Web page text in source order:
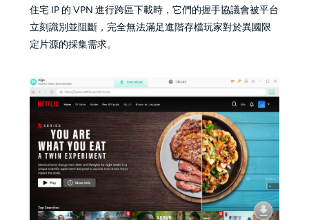
住宅 IP 的 VPN 進行跨區下載時，它們的握手協議會被平台
立刻識別並阻斷，完全無法滿足進階存檔玩家對於異國限
定片源的採集需求。